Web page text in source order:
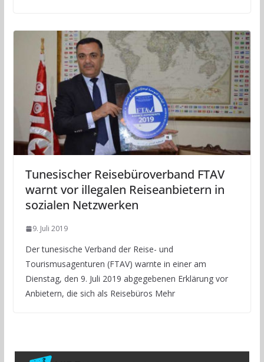
Tunesischer Reisebüroverband FTAV
warnt vor illegalen Reiseanbietern in
sozialen Netzwerken
9. Juli 2019
Der tunesische Verband der Reise- und
Tourismusagenturen (FTAV) warnte in einer am
Dienstag, den 9. Juli 2019 abgegebenen Erklärung vor
Anbietern, die sich als Reisebüros Mehr